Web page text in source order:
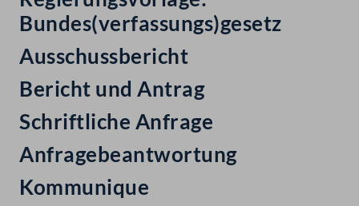
Bundes(verfassungs)gesetz
Ausschussbericht
Bericht und Antrag
Schriftliche Anfrage
Anfragebeantwortung
Kommunique